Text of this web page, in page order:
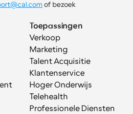
Toepassingen
Verkoop
Marketing
Talent Acquisitie
Klantenservice
Hoger Onderwijs
Telehealth
Professionele Diensten